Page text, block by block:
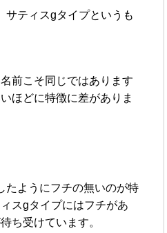
サティスgタイプというも
前こそ同じではあります
ほどに特徴に差がありま
たようにフチの無いのが特
スgタイプにはフチがあ
ち受けています。